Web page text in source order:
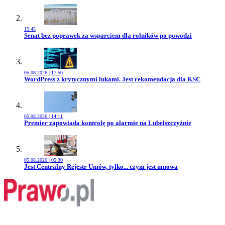
15:45
Przejdź do artykułu:
Senat bez poprawek za wsparciem dla rolników po powodzi
05.08.2026 | 17:50
Przejdź do artykułu:
WordPress z krytycznymi lukami. Jest rekomendacja dla KSC
05.08.2026 | 14:11
Przejdź do artykułu:
Premier zapowiada kontrolę po alarmie na Lubelszczyźnie
05.08.2026 | 05:30
Przejdź do artykułu:
Jest Centralny Rejestr Umów, tylko... czym jest umowa